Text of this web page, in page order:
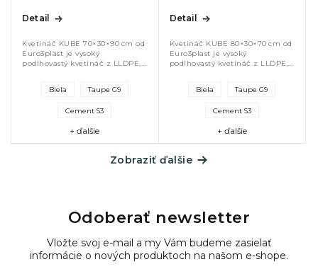
Detail
Kvetináč KUBE 70×30×90 cm od
Euro3plast je vysoký
podlhovastý kvetináč z LLDPE,
UV žiareniu, stabilný aj pri
Biela Taupe G9
Cement S3
+ ďalšie
Detail
Kvetináč KUBE 80×30×70 cm od
Euro3plast je vysoký
podlhovastý kvetináč z LLDPE,
UV žiareniu, stabilný aj pri
Biela Taupe G9
Cement S3
+ ďalšie
Zobraziť ďalšie
Odoberať newsletter
Vložte svoj e-mail a my Vám budeme zasielať
informácie o nových produktoch na našom e-shope.